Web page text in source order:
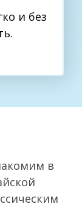
и без
в